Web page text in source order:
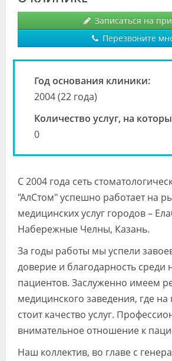
Видео
Клиники
Специалисты
Блоги
Лаборатории
Записаться на
Перезвоните
Год основания клиники:
2004 (22 года)
Количество услуг, на
0
С 2004 года сеть
"АлСтом" успешно работает на
медицинских услуг городов –
Набережные Челны, Казань.
За годы работы мы успели
доверие и благодарность среди
пациентов. Заслуженно имеем
медицинского заведения, где
стоит качество услуг.
внимательное отношение к
Наш коллектив, во главе с